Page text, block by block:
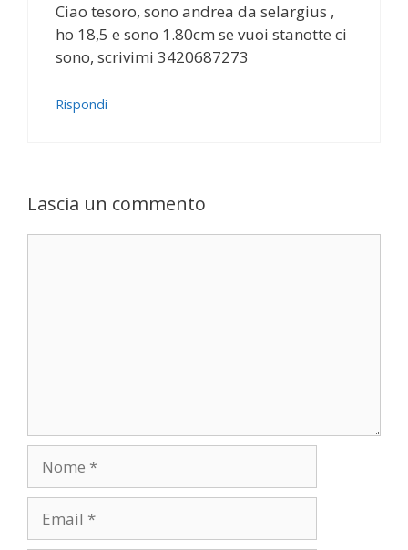
Ciao tesoro, sono andrea da selargius ,
ho 18,5 e sono 1.80cm se vuoi stanotte ci
sono, scrivimi 3420687273
Rispondi
Lascia un commento